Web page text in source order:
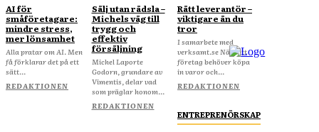
AI för
småföretagare:
mindre stress,
mer lönsamhet
Alla pratar om AI. Men
få förklarar det på ett
sätt...
REDAKTIONEN
Sälj utan rädsla –
Michels väg till
trygg och
effektiv
försäljning
Michel Laporte
Godorn, grundare av
Vimentis, delar vad
som präglar honom...
REDAKTIONEN
Rätt leverantör –
viktigare än du
tror
I samarbete med
verksamt.se När ditt
företag behöver köpa
in varor och...
REDAKTIONEN
ENTREPRENÖRSKAP